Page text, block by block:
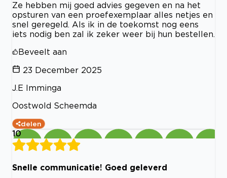
Ze hebben mij goed advies gegeven en na het
opsturen van een proefexemplaar alles netjes en
snel geregeld. Als ik in de toekomst nog eens
iets nodig ben zal ik zeker weer bij hun bestellen.
Beveelt aan
23 December 2025
J.E Imminga
Oostwold Scheemda
delen
10
Snelle communicatie! Goed geleverd